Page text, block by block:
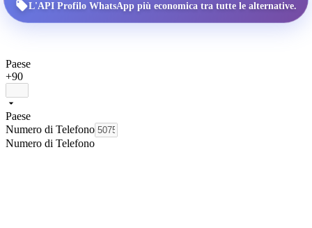
L'API Profilo WhatsApp più economica tra tutte le alternative.
Paese
+90
Paese
Numero di Telefono
Numero di Telefono